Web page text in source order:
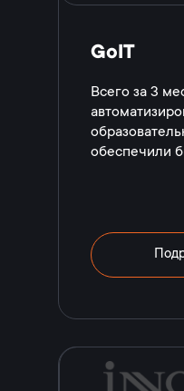
GoIT
Всего за 3
обеспечили